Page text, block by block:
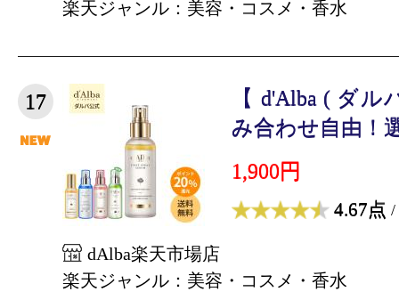
楽天ジャンル：美容・コスメ・香水
17
【 d'Alba ( ダ
み合わせ自由！
1,900円
4.67点 /
dAlba楽天市場店
楽天ジャンル：美容・コスメ・香水